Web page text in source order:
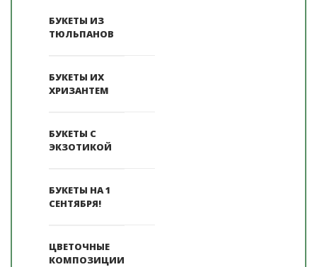
БУКЕТЫ ИЗ
ТЮЛЬПАНОВ
БУКЕТЫ ИХ
ХРИЗАНТЕМ
БУКЕТЫ С
ЭКЗОТИКОЙ
БУКЕТЫ НА 1
СЕНТЯБРЯ!
ЦВЕТОЧНЫЕ
КОМПОЗИЦИИ